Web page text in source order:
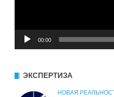
00:00
ЭКСПЕРТИЗА
НОВАЯ